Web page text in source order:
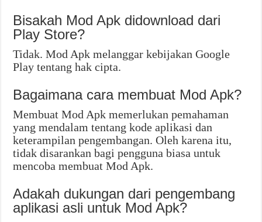
Bisakah Mod Apk didownload dari
Play Store?
Tidak. Mod Apk melanggar kebijakan Google
Play tentang hak cipta.
Bagaimana cara membuat Mod Apk?
Membuat Mod Apk memerlukan pemahaman
yang mendalam tentang kode aplikasi dan
keterampilan pengembangan. Oleh karena itu,
tidak disarankan bagi pengguna biasa untuk
mencoba membuat Mod Apk.
Adakah dukungan dari pengembang
aplikasi asli untuk Mod Apk?